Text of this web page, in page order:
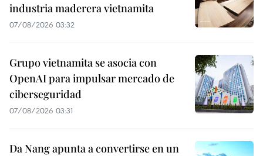
industria maderera vietnamita
07/08/2026 03:32
Grupo vietnamita se asocia con
OpenAI para impulsar mercado de
ciberseguridad
07/08/2026 03:31
Da Nang apunta a convertirse en un